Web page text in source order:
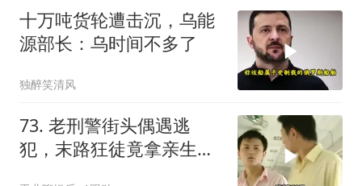
十万吨货轮遭击沉，乌能
源部长：乌时间不多了
独醉笑清风
73. 老刑警街头偶遇逃
犯，末路狂徒竟拿亲生儿